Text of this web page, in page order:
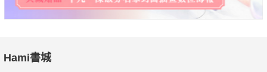
Hami書城